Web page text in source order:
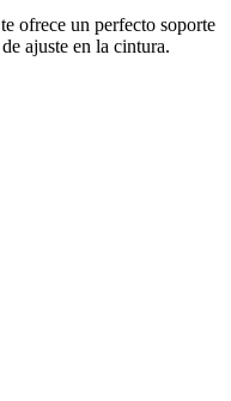
ofrece un perfecto soporte
ajuste en la cintura.